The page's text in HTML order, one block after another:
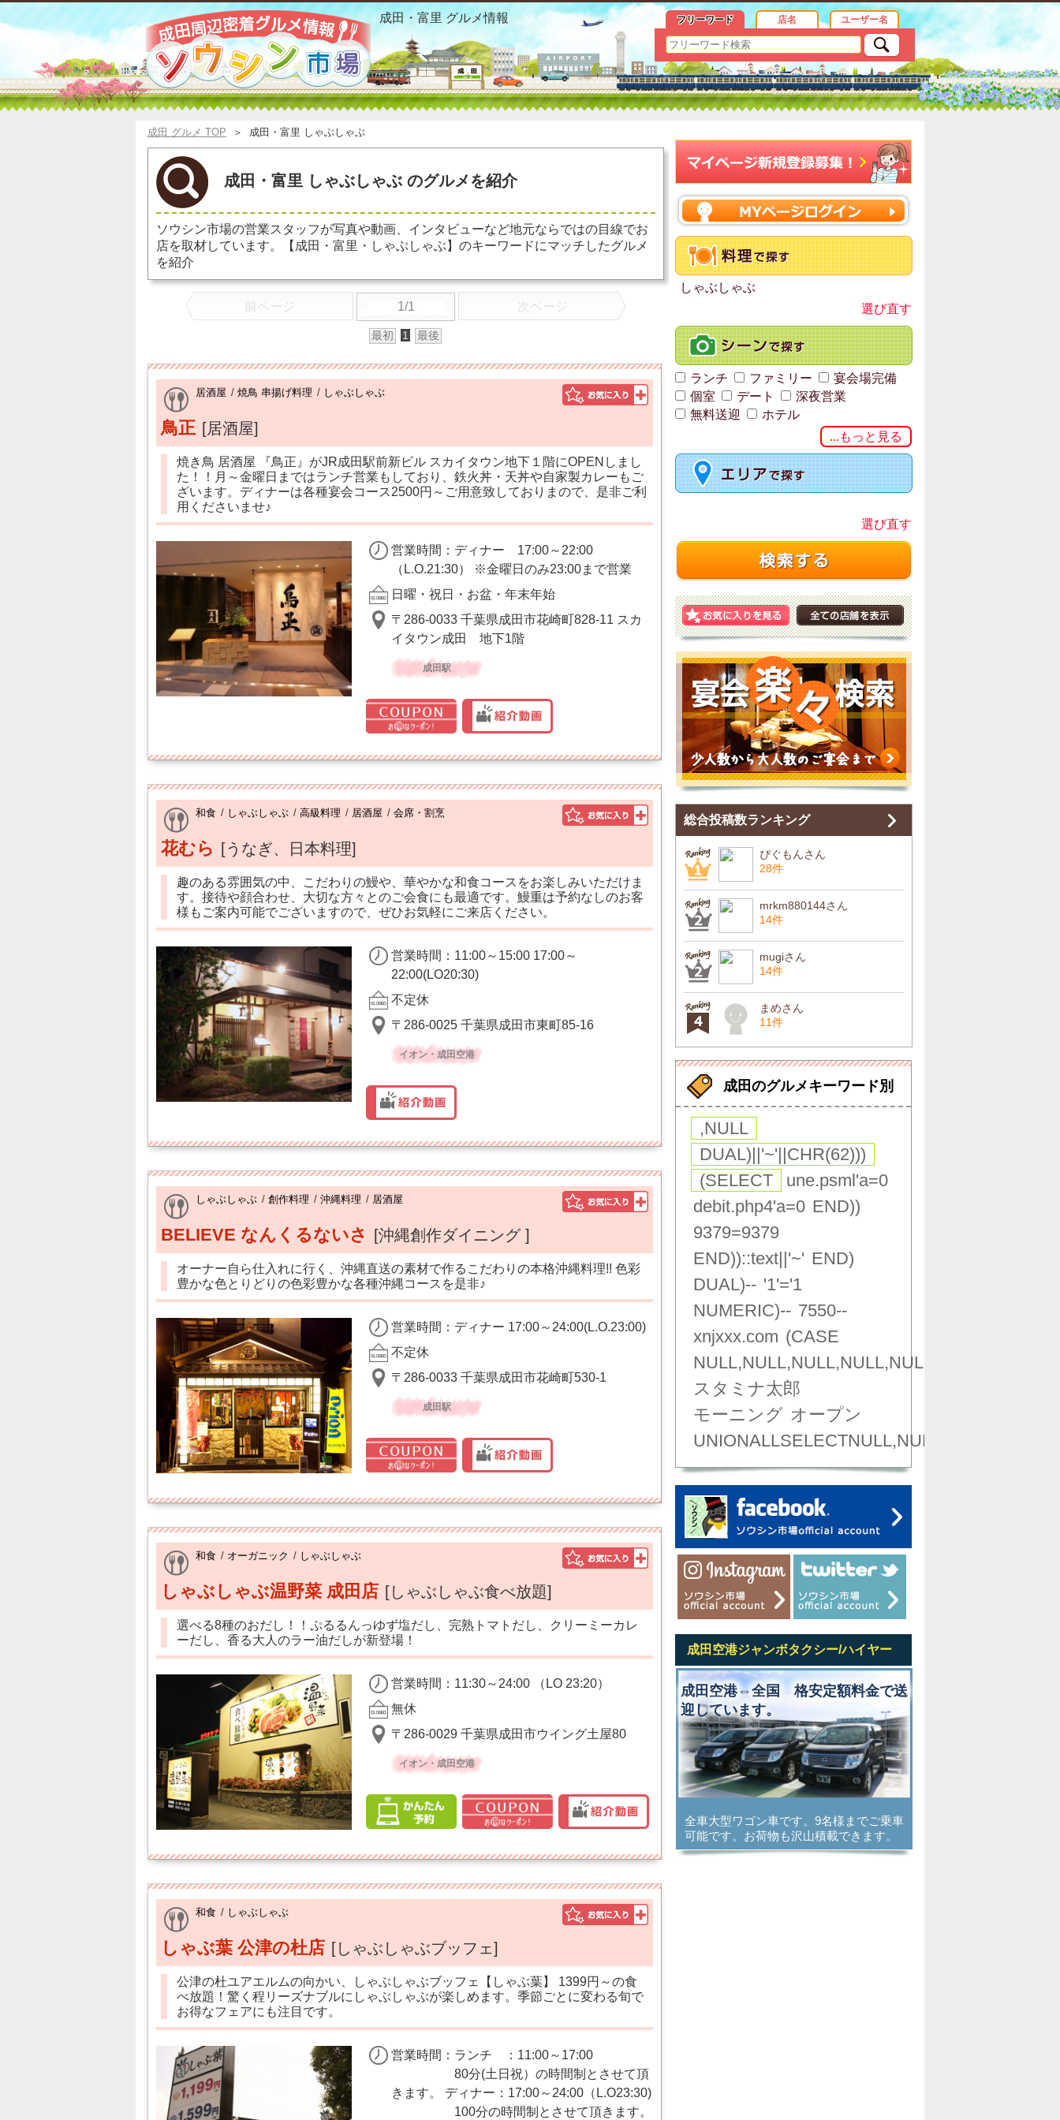
成田・富里 しゃぶしゃぶ おすすめ情報
成田・富里 グルメ情報 フリーワード 店名 ユーザー名
成田 グルメ TOP ＞ 成田・富里 しゃぶしゃぶ
成田・富里 しゃぶしゃぶ のグルメを紹介
ソウシン市場の営業スタッフが写真や動画、インタビューなど地元ならではの目線でお
店を取材しています。【成田・富里・しゃぶしゃぶ】のキーワードにマッチしたグルメ
を紹介
前ページ 1/1 次ページ
最初 1 最後
居酒屋 / 焼鳥 串揚げ料理 / しゃぶしゃぶ
鳥正 [居酒屋]
焼き鳥 居酒屋 『鳥正』がJR成田駅前新ビル スカイタウン地下１階にOPENしまし
た！！月～金曜日まではランチ営業もしており、鉄火丼・天丼や自家製カレーもご
ざいます。ディナーは各種宴会コース2500円～ご用意致しておりまので、是非ご利
用くださいませ♪
営業時間：ディナー 17:00～22:00
（L.O.21:30） ※金曜日のみ23:00まで営業
日曜・祝日・お盆・年末年始
〒286-0033 千葉県成田市花崎町828-11 スカ
イタウン成田 地下1階
成田駅
和食 / しゃぶしゃぶ / 高級料理 / 居酒屋 / 会席・割烹
花むら [うなぎ、日本料理]
趣のある雰囲気の中、こだわりの鰻や、華やかな和食コースをお楽しみいただけま
す。接待や顔合わせ、大切な方々とのご会食にも最適です。鰻重は予約なしのお客
様もご案内可能でございますので、ぜひお気軽にご来店ください。
営業時間：11:00～15:00 17:00～
22:00(LO20:30)
不定休
〒286-0025 千葉県成田市東町85-16
イオン・成田空港
しゃぶしゃぶ / 創作料理 / 沖縄料理 / 居酒屋
BELIEVE なんくるないさ [沖縄創作ダイニング ]
オーナー自ら仕入れに行く、沖縄直送の素材で作るこだわりの本格沖縄料理!! 色彩
豊かな色とりどりの色彩豊かな各種沖縄コースを是非♪
営業時間：ディナー 17:00～24:00(L.O.23:00)
不定休
〒286-0033 千葉県成田市花崎町530-1
成田駅
和食 / オーガニック / しゃぶしゃぶ
しゃぶしゃぶ温野菜 成田店 [しゃぶしゃぶ食べ放題]
選べる8種のおだし！！ぷるるんっゆず塩だし、完熟トマトだし、クリーミーカレ
ーだし、香る大人のラー油だしが新登場！
営業時間：11:30～24:00 （LO 23:20）
無休
〒286-0029 千葉県成田市ウイング土屋80
イオン・成田空港
和食 / しゃぶしゃぶ
しゃぶ葉 公津の杜店 [しゃぶしゃぶブッフェ]
公津の杜ユアエルムの向かい、しゃぶしゃぶブッフェ【しゃぶ葉】 1399円～の食
べ放題！驚く程リーズナブルにしゃぶしゃぶが楽しめます。季節ごとに変わる旬で
お得なフェアにも注目です。
営業時間：ランチ ：11:00～17:00
80分(土日祝）の時間制とさせて頂
きます。 ディナー：17:00～24:00（L.O23:30)
100分の時間制とさせて頂きます。
しゃぶしゃぶ
選び直す
ランチ ファミリー
宴会場完備
個室
デート
深夜営業
無料送迎
ホテル
...もっと見る
選び直す
総合投稿数ランキング
ぴぐもんさん
28件
mrkm880144さん
14件
mugiさん
14件
まめさん
11件
成田のグルメキーワード別
,NULL
DUAL)||'~'||CHR(62)))
(SELECT
une.psml'a=0
debit.php4'a=0 END))
9379=9379
END))::text||'~' END)
DUAL)-- '1'='1
NUMERIC)-- 7550--
xnjxxx.com (CASE
スタミナ太郎
モーニング オープン
成田空港ジャンボタクシー/ハイヤー
成田空港⇔全国 格安定額料金で送
迎しています。
全車大型ワゴン車です。9名様までご乗車
可能です。お荷物も沢山積載できます。